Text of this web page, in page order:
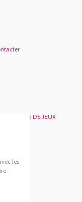
BOUTIQUE DE JEUX
les